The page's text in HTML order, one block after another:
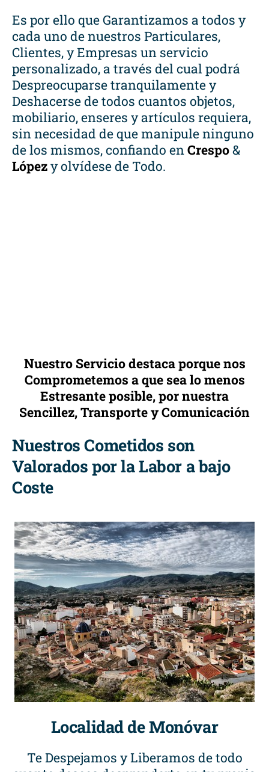
Es por ello que Garantizamos a todos y
cada uno de nuestros Particulares,
Clientes, y Empresas un servicio
personalizado, a través del cual podrá
Despreocuparse tranquilamente y
Deshacerse de todos cuantos objetos,
mobiliario, enseres y artículos requiera,
sin necesidad de que manipule ninguno
de los mismos, confiando enCrespo&
Lópezy olvídese de Todo.
Nuestro Servicio destaca porque nos
Comprometemos a que sea lo menos
Estresante posible, por nuestra
Sencillez, Transporte y Comunicación
Nuestros Cometidos son
Valorados por la Labor a bajo
Coste
Localidad de Monóvar
Te Despejamos y Liberamos de todo